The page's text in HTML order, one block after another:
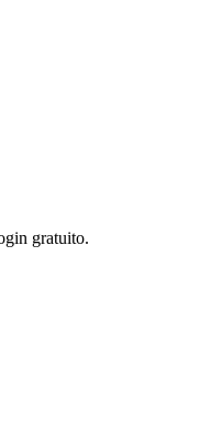
gratuito.